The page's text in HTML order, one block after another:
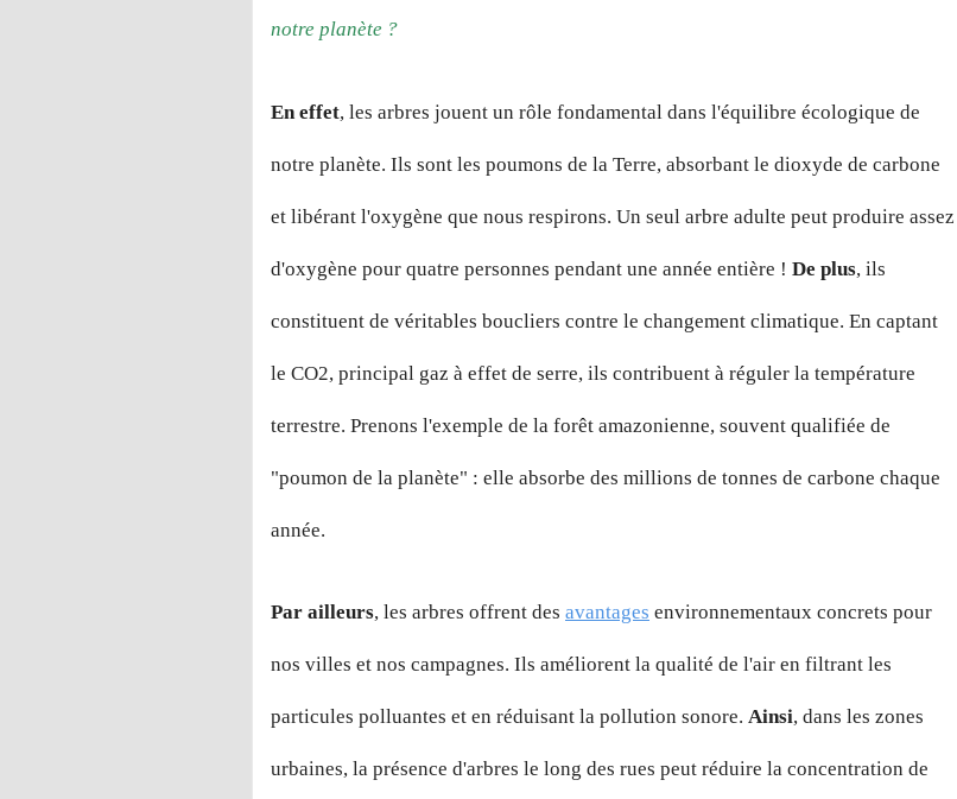
notre planète ?
En effet, les arbres jouent un rôle fondamental dans l'équilibre écologique de
notre planète. Ils sont les poumons de la Terre, absorbant le dioxyde de carbone
et libérant l'oxygène que nous respirons. Un seul arbre adulte peut produire assez
d'oxygène pour quatre personnes pendant une année entière ! De plus, ils
constituent de véritables boucliers contre le changement climatique. En captant
le CO2, principal gaz à effet de serre, ils contribuent à réguler la température
terrestre. Prenons l'exemple de la forêt amazonienne, souvent qualifiée de
"poumon de la planète" : elle absorbe des millions de tonnes de carbone chaque
année.
Par ailleurs, les arbres offrent des avantages environnementaux concrets pour
nos villes et nos campagnes. Ils améliorent la qualité de l'air en filtrant les
particules polluantes et en réduisant la pollution sonore. Ainsi, dans les zones
urbaines, la présence d'arbres le long des rues peut réduire la concentration de